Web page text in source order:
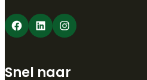
Facebook LinkedIn Instagram
Snel naar